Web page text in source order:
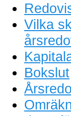
Vilka
Bokslut